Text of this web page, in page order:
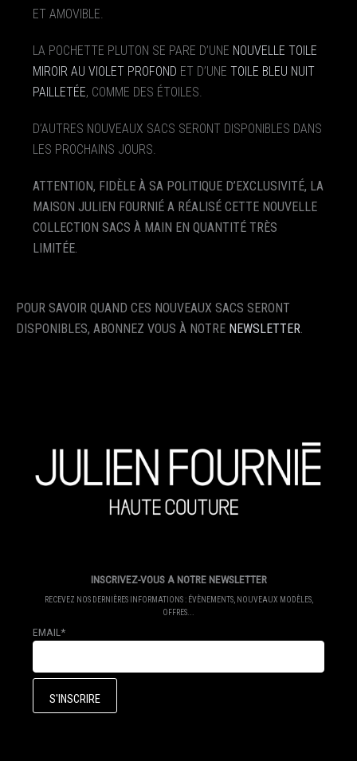
ET AMOVIBLE.
LA POCHETTE PLUTON SE PARE D’UNE NOUVELLE TOILE
MIROIR AU VIOLET PROFOND ET D’UNE TOILE BLEU NUIT
PAILLETÉE, COMME DES ÉTOILES.
D’AUTRES NOUVEAUX SACS SERONT DISPONIBLES DANS
LES PROCHAINS JOURS.
ATTENTION, FIDÈLE À SA POLITIQUE D’EXCLUSIVITÉ, LA
MAISON JULIEN FOURNIÉ A RÉALISÉ CETTE NOUVELLE
COLLECTION SACS À MAIN EN QUANTITÉ TRÈS
LIMITÉE.
POUR SAVOIR QUAND CES NOUVEAUX SACS SERONT
DISPONIBLES, ABONNEZ VOUS À NOTRE NEWSLETTER.
INSCRIVEZ-VOUS A NOTRE NEWSLETTER
RECEVEZ NOS DERNIÈRES INFORMATIONS : ÉVÈNEMENTS, NOUVEAUX MODÈLES,
OFFRES...
EMAIL*